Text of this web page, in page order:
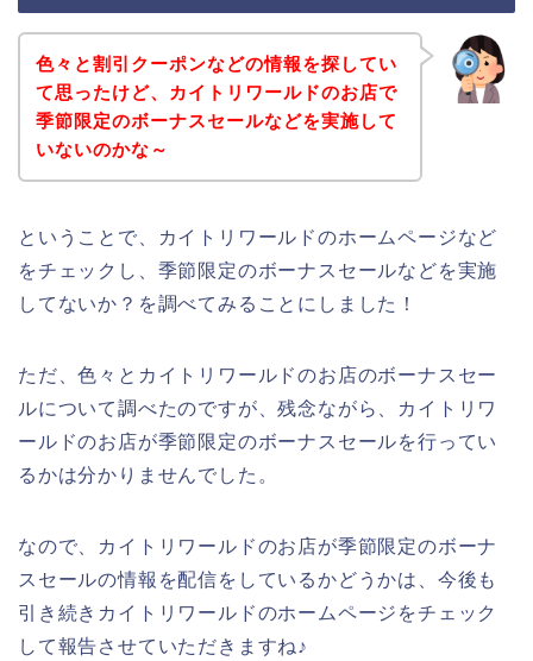
色々と割引クーポンなどの情報を探してい
て思ったけど、カイトリワールドのお店で
季節限定のボーナスセールなどを実施して
いないのかな～
ということで、カイトリワールドのホームページなど
をチェックし、季節限定のボーナスセールなどを実施
してないか？を調べてみることにしました！
ただ、色々とカイトリワールドのお店のボーナスセー
ルについて調べたのですが、残念ながら、カイトリワ
ールドのお店が季節限定のボーナスセールを行ってい
るかは分かりませんでした。
なので、カイトリワールドのお店が季節限定のボーナ
スセールの情報を配信をしているかどうかは、今後も
引き続きカイトリワールドのホームページをチェック
して報告させていただきますね♪